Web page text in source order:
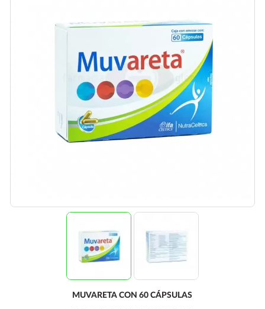
MUVARETA CON 60 CÁPSULAS